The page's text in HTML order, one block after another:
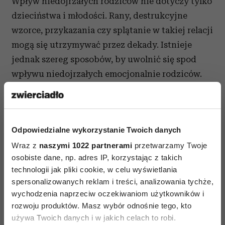
Odpowiedzialne wykorzystanie Twoich danych
Wraz z naszymi 1022 partnerami przetwarzamy Twoje
osobiste dane, np. adres IP, korzystając z takich
technologii jak pliki cookie, w celu wyświetlania
spersonalizowanych reklam i treści, analizowania tychże,
wychodzenia naprzeciw oczekiwaniom użytkowników i
rozwoju produktów. Masz wybór odnośnie tego, kto
używa Twoich danych i w jakich celach to robi.
dzieciństwa i młodości. Rany, destrukcyjne
wzorce, przykazania czy splątanie w takiej relacji
mogą się utrzymywać przez dekady. Istnieje
jednak szereg sposobów, by uwolnić się spod
wpływu niedojrzałych emocjonalnie rodziców.
Pierwszym krokiem jest zrozumienie cech
charakterystycznych, wspólnych dla takich osób:
Należy do nich skrajna postawa –
ekstrawertyczna lub introwertyczna, której
towarzyszy zniekształcenie rzeczywistości.
Rodzice mogą być dogłębnie przerażeni i
niepewni siebie.
Mają potrzebę dominowania i
kontrolowania.